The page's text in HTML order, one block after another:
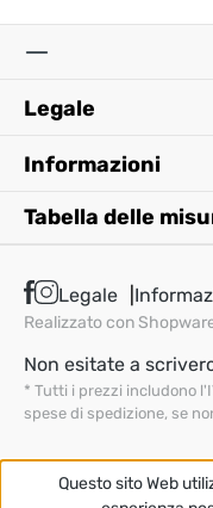
Legale
Informazioni
Tabella delle
Legale
Realizzato con
Non esitate a
* Tutti i prezzi includono
spese di spedizione, se
Questo sito Web